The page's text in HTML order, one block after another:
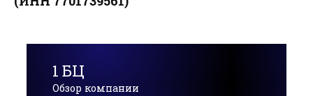
1 БЦ
Обзор компании